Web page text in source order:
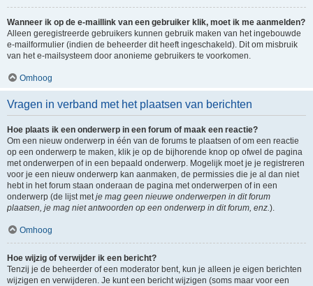
Wanneer ik op de e-maillink van een gebruiker klik, moet ik me aanmelden?
Alleen geregistreerde gebruikers kunnen gebruik maken van het ingebouwde
e-mailformulier (indien de beheerder dit heeft ingeschakeld). Dit om misbruik
van het e-mailsysteem door anonieme gebruikers te voorkomen.
Omhoog
Vragen in verband met het plaatsen van berichten
Hoe plaats ik een onderwerp in een forum of maak een reactie?
Om een nieuw onderwerp in één van de forums te plaatsen of om een reactie
op een onderwerp te maken, klik je op de bijhorende knop op ofwel de pagina
met onderwerpen of in een bepaald onderwerp. Mogelijk moet je je registreren
voor je een nieuw onderwerp kan aanmaken, de permissies die je al dan niet
hebt in het forum staan onderaan de pagina met onderwerpen of in een
onderwerp (de lijst metje mag geen nieuwe onderwerpen in dit forum
plaatsen, je mag niet antwoorden op een onderwerp in dit forum, enz.).
Omhoog
Hoe wijzig of verwijder ik een bericht?
Tenzij je de beheerder of een moderator bent, kun je alleen je eigen berichten
wijzigen en verwijderen. Je kunt een bericht wijzigen (soms maar voor een